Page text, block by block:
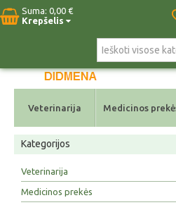
Suma: 0,00 €
Krepšelis
Pradžia
Veterinarija Medicinos
Kategorijos
Veterinarija
Medicinos prekės